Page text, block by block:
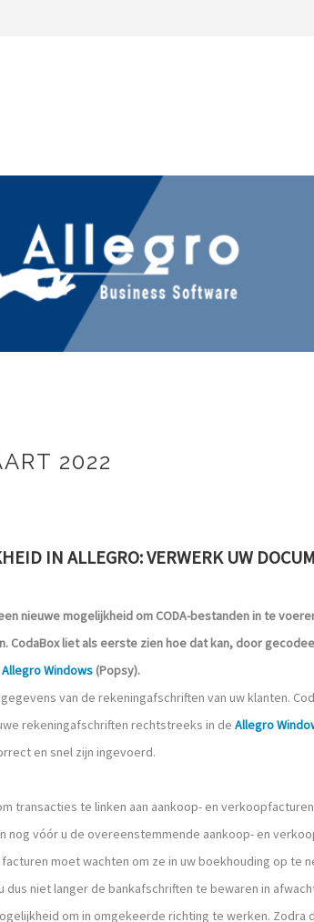
2022
IN ALLEGRO: VERWERK UW
nieuwe mogelijkheid om CODA-bestanden in te
CodaBox liet als eerste zien hoe dat kan, door
Allegro Windows (Popsy).
van de rekeningafschriften van uw klanten.
rekeningafschriften rechtstreeks in de Allegro
en snel zijn ingevoerd.
transacties te linken aan aankoop- en
nog vóór u de overeenstemmende aankoop- en
moet wachten om ze in uw boekhouding op te
dus niet langer de bankafschriften te bewaren in
om in omgekeerde richting te werken. Zodra